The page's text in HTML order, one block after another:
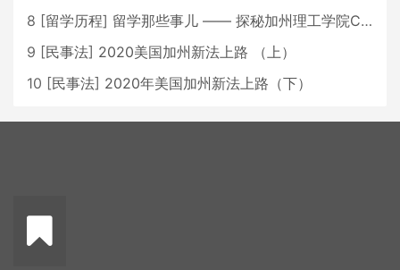
8 [留学历程] 留学那些事儿 —— 探秘加州理工学院Caltech博士生活 [上集]
9 [民事法] 2020美国加州新法上路 （上）
10 [民事法] 2020年美国加州新法上路（下）